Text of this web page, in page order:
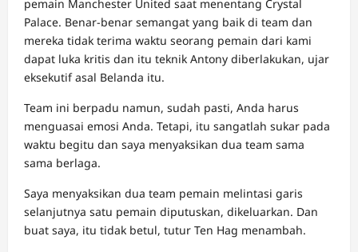
pemain Manchester United saat menentang Crystal
Palace. Benar-benar semangat yang baik di team dan
mereka tidak terima waktu seorang pemain dari kami
dapat luka kritis dan itu teknik Antony diberlakukan, ujar
eksekutif asal Belanda itu.
Team ini berpadu namun, sudah pasti, Anda harus
menguasai emosi Anda. Tetapi, itu sangatlah sukar pada
waktu begitu dan saya menyaksikan dua team sama
sama berlaga.
Saya menyaksikan dua team pemain melintasi garis
selanjutnya satu pemain diputuskan, dikeluarkan. Dan
buat saya, itu tidak betul, tutur Ten Hag menambah.